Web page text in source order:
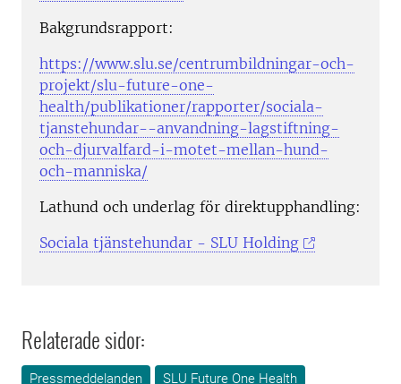
Bakgrundsrapport:
https://www.slu.se/centrumbildningar-och-
projekt/slu-future-one-
health/publikationer/rapporter/sociala-
tjanstehundar--anvandning-lagstiftning-
och-djurvalfard-i-motet-mellan-hund-
och-manniska/
Lathund och underlag för direktupphandling:
Sociala tjänstehundar - SLU Holding
Relaterade sidor:
Pressmeddelanden
SLU Future One Health